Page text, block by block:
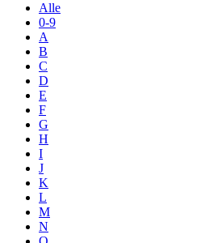
Alle
0-9
A
B
C
D
E
F
G
H
I
J
K
L
M
N